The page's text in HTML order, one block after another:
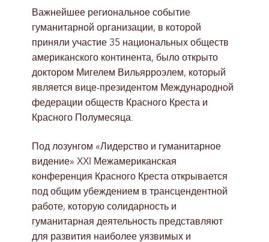
Важнейшее региональное событие
гуманитарной организации, в которой
приняли участие 35 национальных обществ
американского континента, было открыто
доктором Мигелем Вильярроэлем, который
является вице-президентом Международной
федерации обществ Красного Креста и
Красного Полумесяца.
Под лозунгом «Лидерство и гуманитарное
видение» XXI Межамериканская
конференция Красного Креста открывается
под общим убеждением в трансцендентной
работе, которую солидарность и
гуманитарная деятельность представляют
для развития наиболее уязвимых и